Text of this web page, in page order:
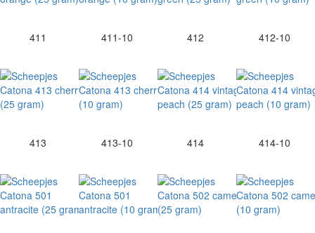
411 411-10 412 412-10
413 413-10 414 414-10